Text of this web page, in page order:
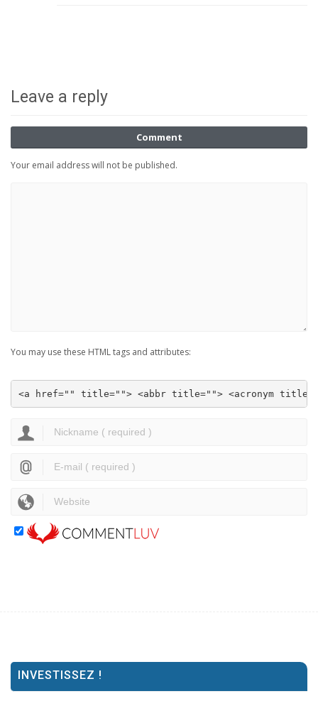
Leave a reply
Comment
Your email address will not be published.
You may use these HTML tags and attributes:
<a href="" title=""> <abbr title=""> <acronym
INVESTISSEZ !